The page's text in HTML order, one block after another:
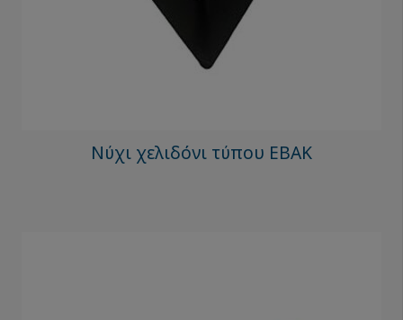
Νύχι χελιδόνι τύπου ΕΒΑΚ